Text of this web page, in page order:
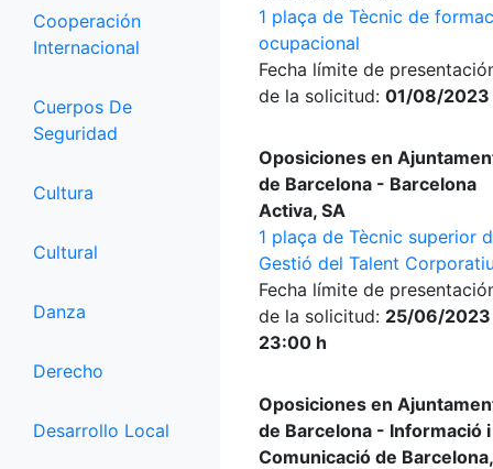
Cooperación
Internacional
Cuerpos De
Seguridad
Cultura
Cultural
Danza
Derecho
Desarrollo Local
1 plaça de Tècnic de
ocupacional
Fecha límite de
de la solicitud: 01/08/2023
Oposiciones en
de Barcelona - Barcelona
Activa, SA
1 plaça de Tècnic superior
Gestió del Talent
Fecha límite de
de la solicitud: 25/06/2023
23:00 h
Oposiciones en
de Barcelona - Informació i
Comunicació de Barcelona,